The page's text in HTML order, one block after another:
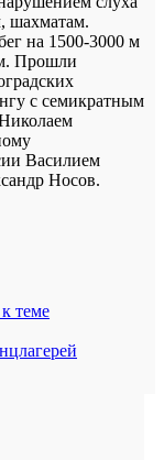
шахматам.
на 1500-3000 м
Прошли
с семикратным
Василием
Носов.
теме